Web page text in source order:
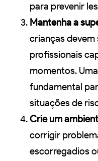
para prevenir
Mantenha a
crianças
profissionais
momentos.
fundamental
situações de
Crie um
corrigir
escorregadios